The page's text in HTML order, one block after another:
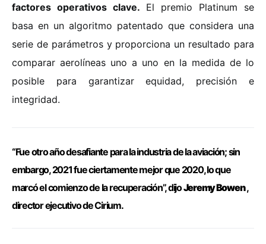
factores operativos clave. El premio Platinum se
basa en un algoritmo patentado que considera una
serie de parámetros y proporciona un resultado para
comparar aerolíneas uno a uno en la medida de lo
posible para garantizar equidad, precisión e
integridad.
“Fue otro año desafiante para la industria de la aviación; sin
embargo, 2021 fue ciertamente mejor que 2020, lo que
marcó el comienzo de la recuperación”, dijoJeremy Bowen,
director ejecutivo de Cirium.